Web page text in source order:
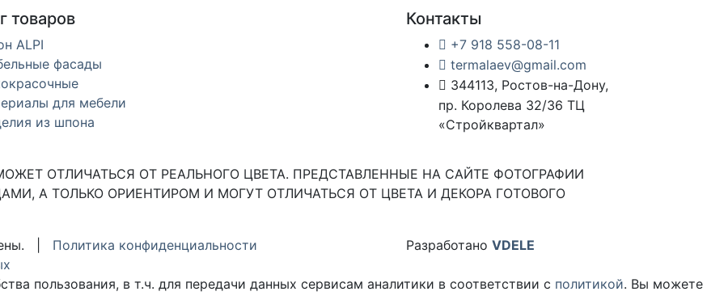
товаров
ALPI
фасады
для мебели
из шпона
Контакты
+7 918 558-08-11
termalaev@gmail.com
344113, Ростов-на-Дону,
пр. Королева 32/36 ТЦ
«Стройквартал»
ОТЛИЧАТЬСЯ ОТ РЕАЛЬНОГО ЦВЕТА. ПРЕДСТАВЛЕННЫЕ НА САЙТЕ ФОТОГРАФИИ
А ТОЛЬКО ОРИЕНТИРОМ И МОГУТ ОТЛИЧАТЬСЯ ОТ ЦВЕТА И ДЕКОРА ГОТОВОГО
| Политика конфиденциальности
Разработано VDELE
пользования, в т.ч. для передачи данных сервисам аналитики в соответствии с политикой. Вы можете